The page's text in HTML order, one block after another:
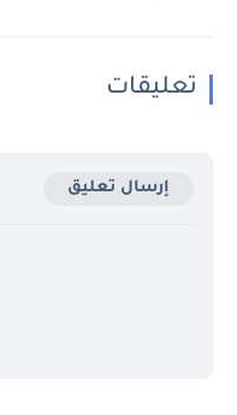
تعليقات
إرسال تعليق